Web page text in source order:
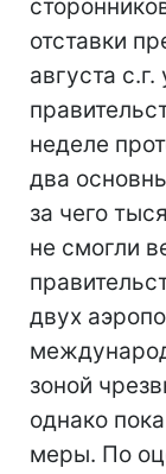
отставки
августа
неделе
два
за чего
не смогли
двух
зоной
однако
меры. По